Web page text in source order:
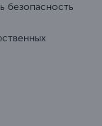
безопасность